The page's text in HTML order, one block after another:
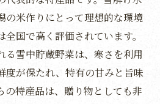
の米作りにとって理想的な環境
国で高く評価されています。
る雪中貯蔵野菜は、寒さを利用
度が保たれ、特有の甘みと旨味
の特産品は、贈り物としても非